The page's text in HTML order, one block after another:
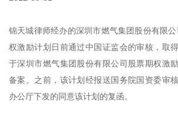
锦天城律师经办的深圳市燃气集团股份有限
权激励计划日前通过中国证监会的审核，取
于深圳市燃气集团股份有限公司股票期权激
备案。之前，该计划经报送国务院国资委审
办公厅下发的同意该计划的复函。